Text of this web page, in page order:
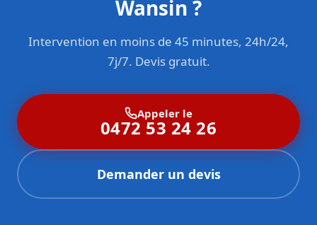
Wansin ?
Intervention en moins de 45 minutes, 24h/24,
7j/7. Devis gratuit.
Appeler le
0472 53 24 26
Demander un devis